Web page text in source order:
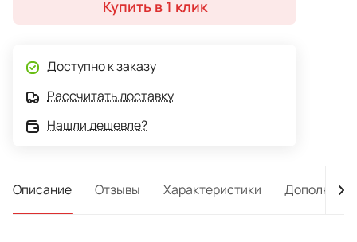
Купить в 1 клик
Доступно к заказу
Рассчитать доставку
Нашли дешевле?
Описание Отзывы Характеристики